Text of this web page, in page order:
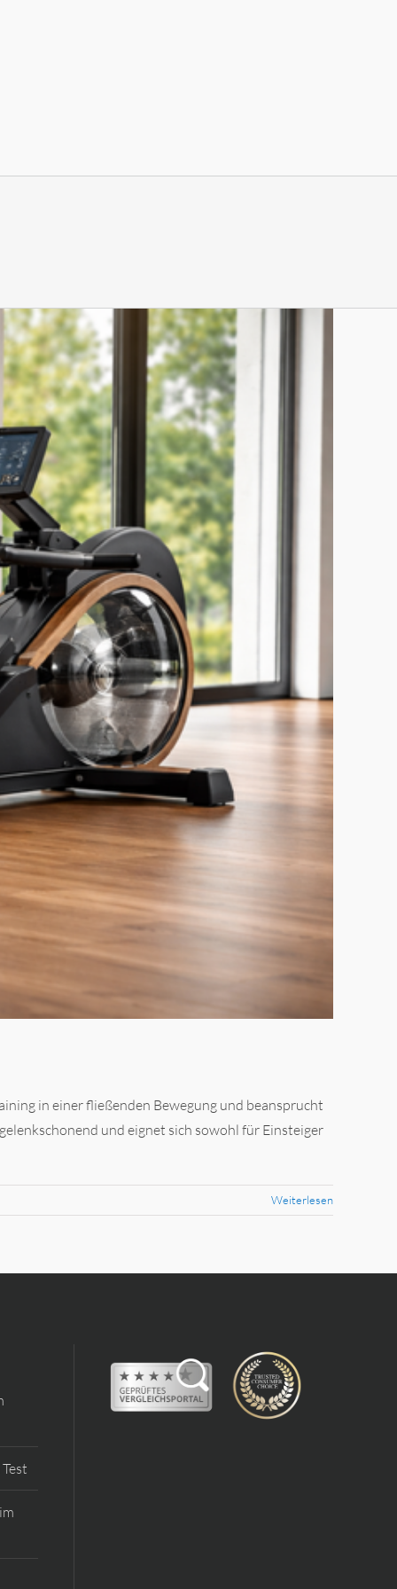
in einer fließenden Bewegung und beansprucht
und eignet sich sowohl für Einsteiger
Weiterlesen